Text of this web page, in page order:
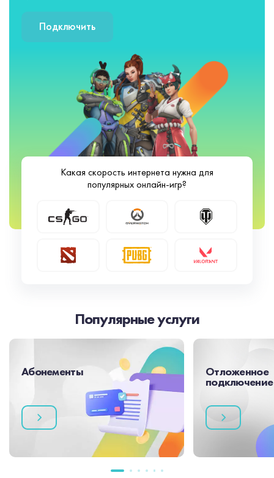
Подключить
Какая скорость интернета нужна для
популярных онлайн-игр?
Популярные услуги
Абонементы Отложенное
подключение